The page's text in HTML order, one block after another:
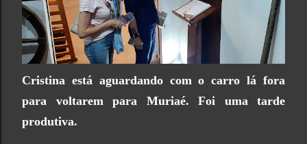
Cristina está aguardando com o carro lá fora
para voltarem para Muriaé. Foi uma tarde
produtiva.